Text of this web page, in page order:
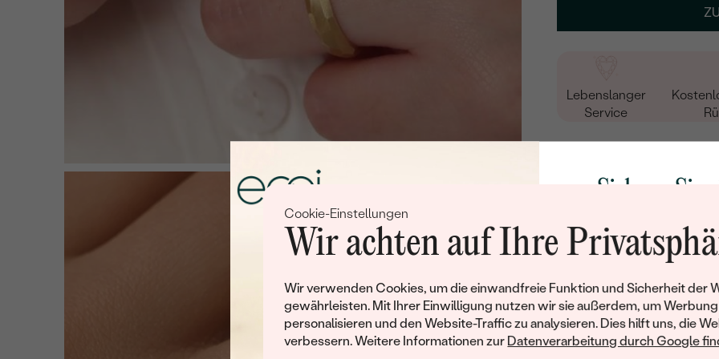
Cookie-Einstellungen
Wir achten auf Ihre
Wir verwenden Cookies, um die einwandfreie Funktion und Sicherheit der
gewährleisten. Mit Ihrer Einwilligung nutzen wir sie außerdem, um Werbung
personalisieren und den Website-Traffic zu analysieren. Dies hilft uns, die
verbessern. Weitere Informationen zur Datenverarbeitung durch Google
Lebenslanger
Service
Produktdetails
Sichern Sie
Rabatt auf
Werden Sie Teil
und entdecken Sie die
gefertigten Schmucks